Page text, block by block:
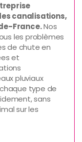
canalisations,
France.Nos
les problèmes
de chute en
et
pluviaux
type de
sans
sur les